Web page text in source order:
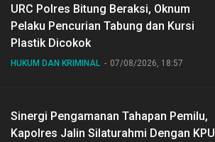
URC Polres Bitung Beraksi, Oknum
Pelaku Pencurian Tabung dan Kursi
Plastik Dicokok
HUKUM DAN KRIMINAL 07/08/2026, 18:57
Sinergi Pengamanan Tahapan Pemilu,
Kapolres Jalin Silaturahmi Dengan KPU